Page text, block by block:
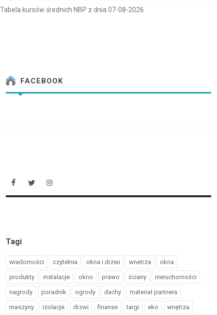
Tabela kursów średnich NBP z dnia 07-08-2026
FACEBOOK
Tagi
wiadomości czytelnia okna i drzwi wnetrza okna
produkty instalacje okno prawo ściany nieruchomości
nagrody poradnik ogrody dachy materiał partnera
maszyny izolacje drzwi finanse targi eko wnętrza